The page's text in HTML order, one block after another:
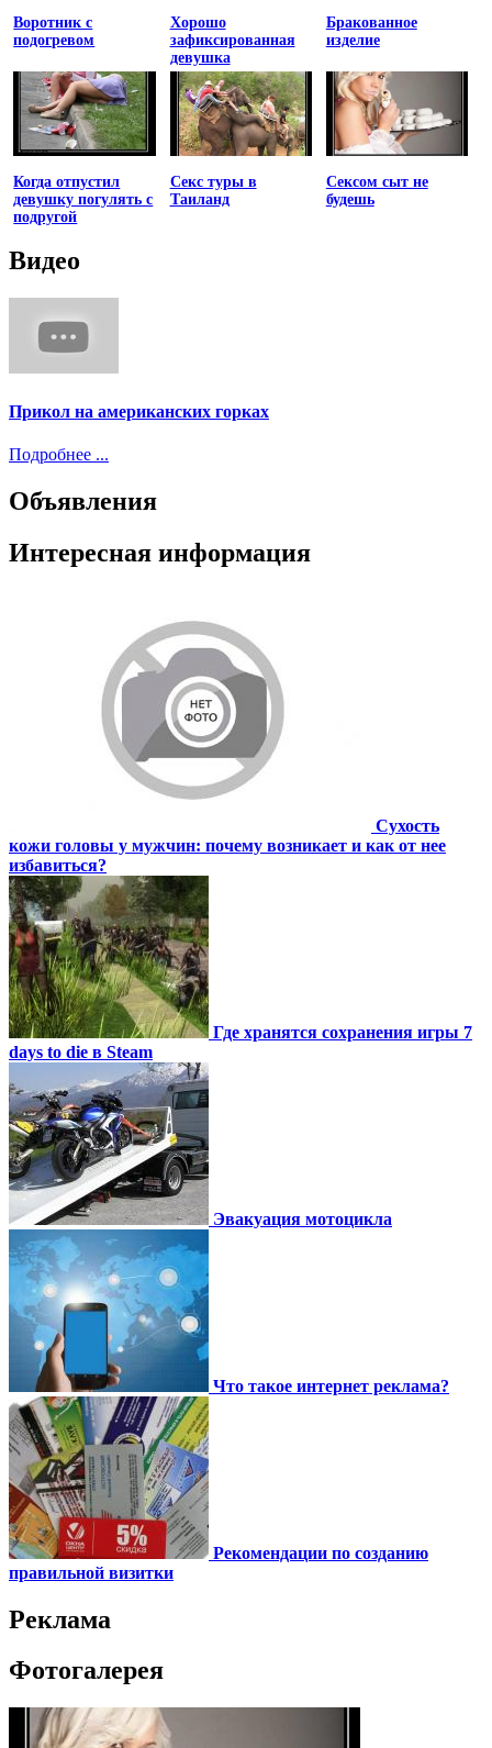
Воротник с
подогревом
Хорошо
зафиксированная
девушка
Бракованное
изделие
Когда отпустил
девушку погулять с
подругой
Секс туры в
Таиланд
Сексом сыт не
будешь
Видео
Прикол на американских горках
Подробнее ...
Объявления
Интересная информация
Сухость
кожи головы у мужчин: почему возникает и как от нее
избавиться?
Где хранятся сохранения игры 7
days to die в Steam
Эвакуация мотоцикла
Что такое интернет реклама?
Рекомендации по созданию
правильной визитки
Реклама
Фотогалерея